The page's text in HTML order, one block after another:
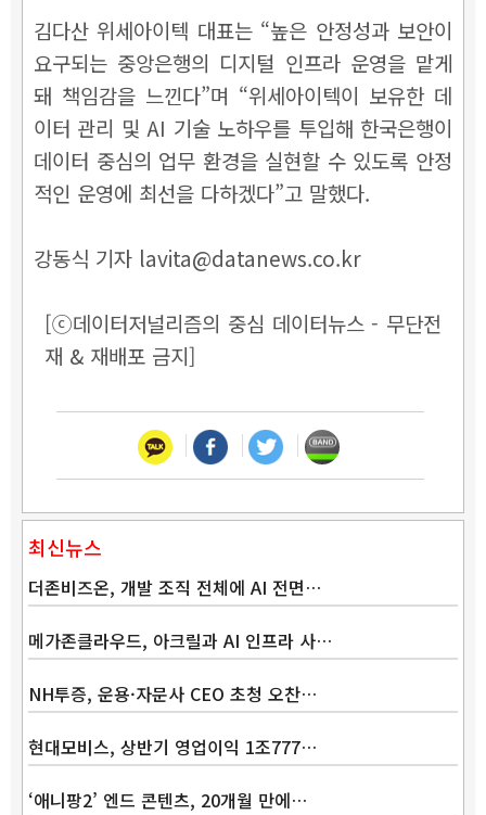
김다산 위세아이텍 대표는 “높은 안정성과 보안이
요구되는 중앙은행의 디지털 인프라 운영을 맡게
돼 책임감을 느낀다”며 “위세아이텍이 보유한 데
이터 관리 및 AI 기술 노하우를 투입해 한국은행이
데이터 중심의 업무 환경을 실현할 수 있도록 안정
적인 운영에 최선을 다하겠다”고 말했다.
강동식 기자 lavita@datanews.co.kr
[ⓒ데이터저널리즘의 중심 데이터뉴스 - 무단전
재 & 재배포 금지]
최신뉴스
더존비즈온, 개발 조직 전체에 AI 전면…
메가존클라우드, 아크릴과 AI 인프라 사…
NH투증, 운용·자문사 CEO 초청 오찬…
현대모비스, 상반기 영업이익 1조777…
‘애니팡2’ 엔드 콘텐츠, 20개월 만에…